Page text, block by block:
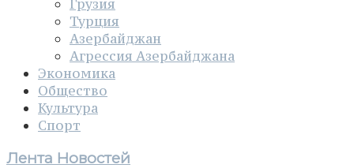
Грузия
Турция
Азербайджан
Агрессия Азербайджана
Экономика
Общество
Культура
Спорт
Лента Новостей